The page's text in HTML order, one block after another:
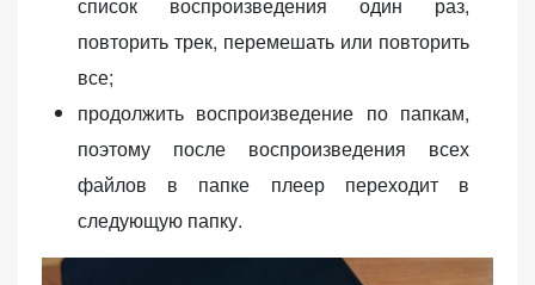
повторить трек, перемешать или повторить
все;
продолжить воспроизведение по папкам,
поэтому после воспроизведения всех
файлов в папке плеер переходит в
следующую папку.